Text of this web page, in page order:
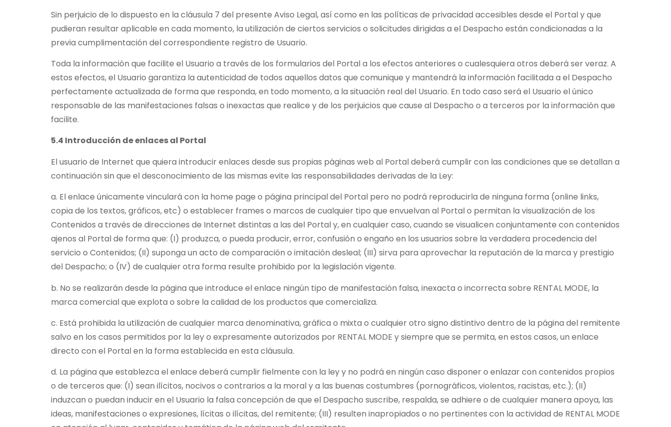
Sin perjuicio de lo dispuesto en la cláusula 7 del presente Aviso Legal, así como en las políticas de privacidad accesibles desde el Portal y que
pudieran resultar aplicable en cada momento, la utilización de ciertos servicios o solicitudes dirigidas a el Despacho están condicionadas a la
previa cumplimentación del correspondiente registro de Usuario.
Toda la información que facilite el Usuario a través de los formularios del Portal a los efectos anteriores o cualesquiera otros deberá ser veraz. A
estos efectos, el Usuario garantiza la autenticidad de todos aquellos datos que comunique y mantendrá la información facilitada a el Despacho
perfectamente actualizada de forma que responda, en todo momento, a la situación real del Usuario. En todo caso será el Usuario el único
responsable de las manifestaciones falsas o inexactas que realice y de los perjuicios que cause al Despacho o a terceros por la información que
facilite.
5.4 Introducción de enlaces al Portal
El usuario de Internet que quiera introducir enlaces desde sus propias páginas web al Portal deberá cumplir con las condiciones que se detallan a
continuación sin que el desconocimiento de las mismas evite las responsabilidades derivadas de la Ley:
a. El enlace únicamente vinculará con la home page o página principal del Portal pero no podrá reproducirla de ninguna forma (online links,
copia de los textos, gráficos, etc) o establecer frames o marcos de cualquier tipo que envuelvan al Portal o permitan la visualización de los
Contenidos a través de direcciones de Internet distintas a las del Portal y, en cualquier caso, cuando se visualicen conjuntamente con contenidos
ajenos al Portal de forma que: (I) produzca, o pueda producir, error, confusión o engaño en los usuarios sobre la verdadera procedencia del
servicio o Contenidos; (II) suponga un acto de comparación o imitación desleal; (III) sirva para aprovechar la reputación de la marca y prestigio
del Despacho; o (IV) de cualquier otra forma resulte prohibido por la legislación vigente.
b. No se realizarán desde la página que introduce el enlace ningún tipo de manifestación falsa, inexacta o incorrecta sobre RENTAL MODE, la
marca comercial que explota o sobre la calidad de los productos que comercializa.
c. Está prohibida la utilización de cualquier marca denominativa, gráfica o mixta o cualquier otro signo distintivo dentro de la página del remitente
salvo en los casos permitidos por la ley o expresamente autorizados por RENTAL MODE y siempre que se permita, en estos casos, un enlace
directo con el Portal en la forma establecida en esta cláusula.
d. La página que establezca el enlace deberá cumplir fielmente con la ley y no podrá en ningún caso disponer o enlazar con contenidos propios
o de terceros que: (I) sean ilícitos, nocivos o contrarios a la moral y a las buenas costumbres (pornográficos, violentos, racistas, etc.); (II)
induzcan o puedan inducir en el Usuario la falsa concepción de que el Despacho suscribe, respalda, se adhiere o de cualquier manera apoya, las
ideas, manifestaciones o expresiones, lícitas o ilícitas, del remitente; (III) resulten inapropiados o no pertinentes con la actividad de RENTAL MODE